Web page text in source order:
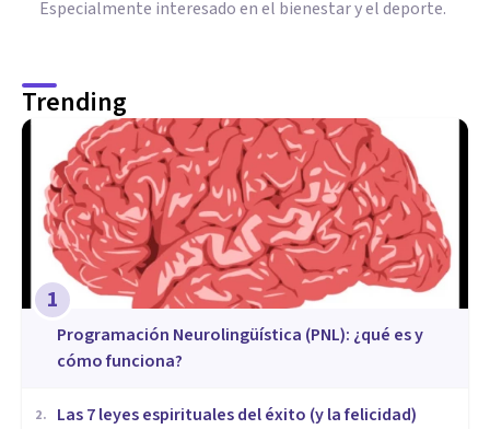
Especialmente interesado en el bienestar y el deporte.
Trending
1
Programación Neurolingüística (PNL): ¿qué es y
cómo funciona?
2. Las 7 leyes espirituales del éxito (y la felicidad)